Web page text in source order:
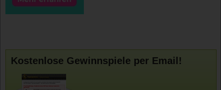
Kostenlose Gewinnspiele per Email!